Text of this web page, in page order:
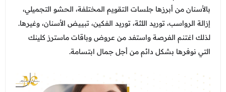
بالأسنان من أبرزها جلسات التقويم المختلفة، الحشو التجميلي،
إزالة الرواسب، توريد اللثة، توريد الفكين، تبييض الأسنان، وغيرها.
لذلك اغتنم الفرصة واستفد من عروض وباقات ماسترز كلينك
التي نوفرها بشكل دائم من أجل جمال ابتسامة.